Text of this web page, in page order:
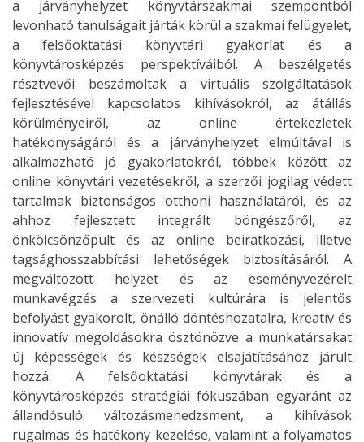
a járványhelyzet könyvtárszakmai szempontból
levonható tanulságait járták körül a szakmai felügyelet,
a felsőoktatási könyvtári gyakorlat és a
könyvtárosképzés perspektíváiból. A beszélgetés
résztvevői beszámoltak a virtuális szolgáltatások
fejlesztésével kapcsolatos kihívásokról, az átállás
körülményeiről, az online értekezletek
hatékonyságáról és a járványhelyzet elmúltával is
alkalmazható jó gyakorlatokról, többek között az
online könyvtári vezetésekről, a szerzői jogilag védett
tartalmak biztonságos otthoni használatáról, és az
ahhoz fejlesztett integrált böngészőről, az
önkölcsönzőpult és az online beiratkozási, illetve
tagsághosszabbítási lehetőségek biztosításáról. A
megváltozott helyzet és az eseményvezérelt
munkavégzés a szervezeti kultúrára is jelentős
befolyást gyakorolt, önálló döntéshozatalra, kreatív és
innovatív megoldásokra ösztönözve a munkatársakat
új képességek és készségek elsajátításához járult
hozzá. A felsőoktatási könyvtárak és a
könyvtárosképzés stratégiái fókuszában egyaránt az
állandósuló változásmenedzsment, a kihívások
rugalmas és hatékony kezelése, valamint a folyamatos